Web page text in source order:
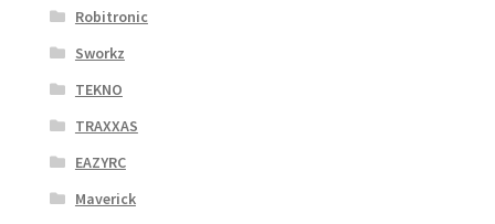
Robitronic
Sworkz
TEKNO
TRAXXAS
EAZYRC
Maverick